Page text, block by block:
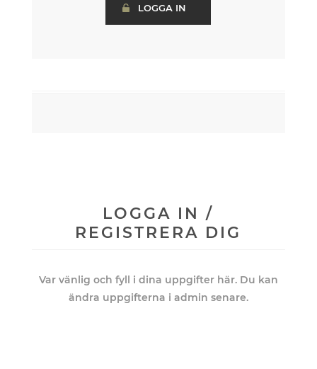
LOGGA IN
LOGGA IN /
REGISTRERA DIG
Var vänlig och fyll i dina uppgifter här. Du kan
ändra uppgifterna i admin senare.